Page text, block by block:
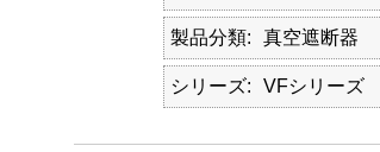
製品分類 真空遮断器
シリーズ VFシリーズ